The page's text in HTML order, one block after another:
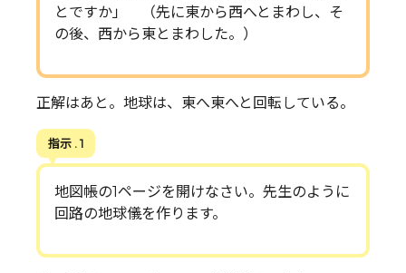
とですか」 （先に東から西へとまわし、そ
の後、西から東とまわした。）
正解はあと。地球は、東へ東へと回転している。
指示 . 1
地図帳の1ページを開けなさい。先生のように
回路の地球儀を作ります。